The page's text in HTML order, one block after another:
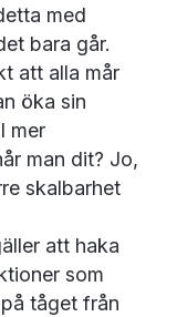
med
bara går.
att alla mår
öka sin
mer
man dit? Jo,
skalbarhet
att haka
som
tåget från